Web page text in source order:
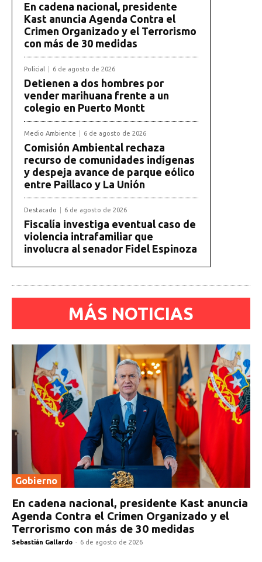
En cadena nacional, presidente
Kast anuncia Agenda Contra el
Crimen Organizado y el Terrorismo
con más de 30 medidas
Policial 6 de agosto de 2026
Detienen a dos hombres por
vender marihuana frente a un
colegio en Puerto Montt
Medio Ambiente 6 de agosto de 2026
Comisión Ambiental rechaza
recurso de comunidades indígenas
y despeja avance de parque eólico
entre Paillaco y La Unión
Destacado 6 de agosto de 2026
Fiscalía investiga eventual caso de
violencia intrafamiliar que
involucra al senador Fidel Espinoza
MÁS NOTICIAS
Gobierno
En cadena nacional, presidente Kast anuncia
Agenda Contra el Crimen Organizado y el
Terrorismo con más de 30 medidas
Sebastián Gallardo - 6 de agosto de 2026